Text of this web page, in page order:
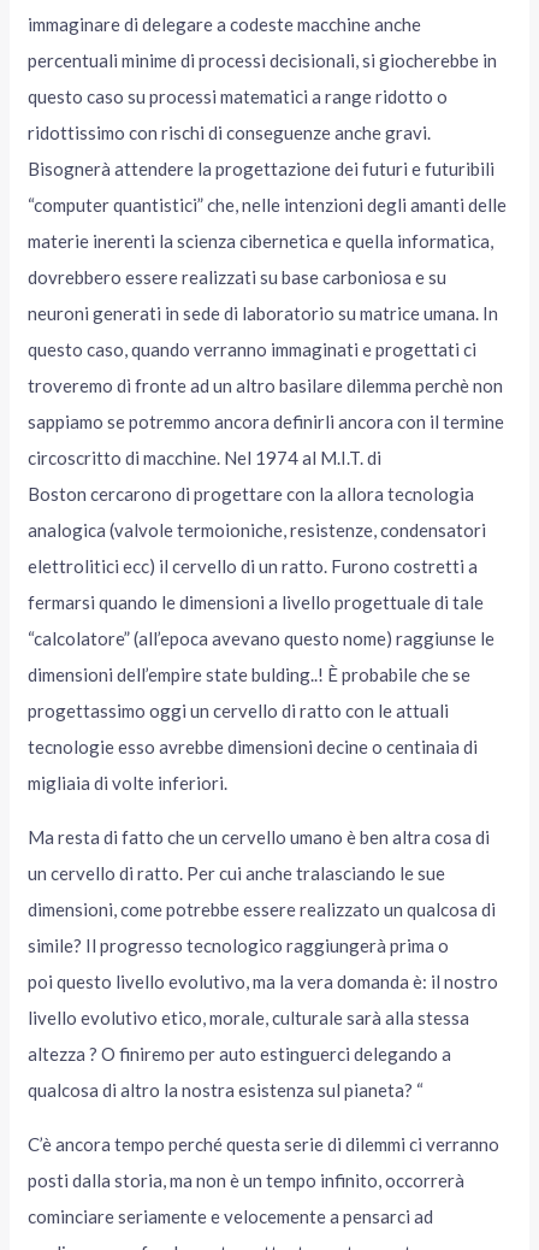
immaginare di delegare a codeste macchine anche
percentuali minime di processi decisionali, si giocherebbe in
questo caso su processi matematici a range ridotto o
ridottissimo con rischi di conseguenze anche gravi.
Bisognerà attendere la progettazione dei futuri e futuribili
“computer quantistici” che, nelle intenzioni degli amanti delle
materie inerenti la scienza cibernetica e quella informatica,
dovrebbero essere realizzati su base carboniosa e su
neuroni generati in sede di laboratorio su matrice umana. In
questo caso, quando verranno immaginati e progettati ci
troveremo di fronte ad un altro basilare dilemma perchè non
sappiamo se potremmo ancora definirli ancora con il termine
circoscritto di macchine. Nel 1974 al M.I.T. di
Boston cercarono di progettare con la allora tecnologia
analogica (valvole termoioniche, resistenze, condensatori
elettrolitici ecc) il cervello di un ratto. Furono costretti a
fermarsi quando le dimensioni a livello progettuale di tale
“calcolatore” (all’epoca avevano questo nome) raggiunse le
dimensioni dell’empire state bulding..! È probabile che se
progettassimo oggi un cervello di ratto con le attuali
tecnologie esso avrebbe dimensioni decine o centinaia di
migliaia di volte inferiori.
Ma resta di fatto che un cervello umano è ben altra cosa di
un cervello di ratto. Per cui anche tralasciando le sue
dimensioni, come potrebbe essere realizzato un qualcosa di
simile? Il progresso tecnologico raggiungerà prima o
poi questo livello evolutivo, ma la vera domanda è: il nostro
livello evolutivo etico, morale, culturale sarà alla stessa
altezza ? O finiremo per auto estinguerci delegando a
qualcosa di altro la nostra esistenza sul pianeta? “
C’è ancora tempo perché questa serie di dilemmi ci verranno
posti dalla storia, ma non è un tempo infinito, occorrerà
cominciare seriamente e velocemente a pensarci ad